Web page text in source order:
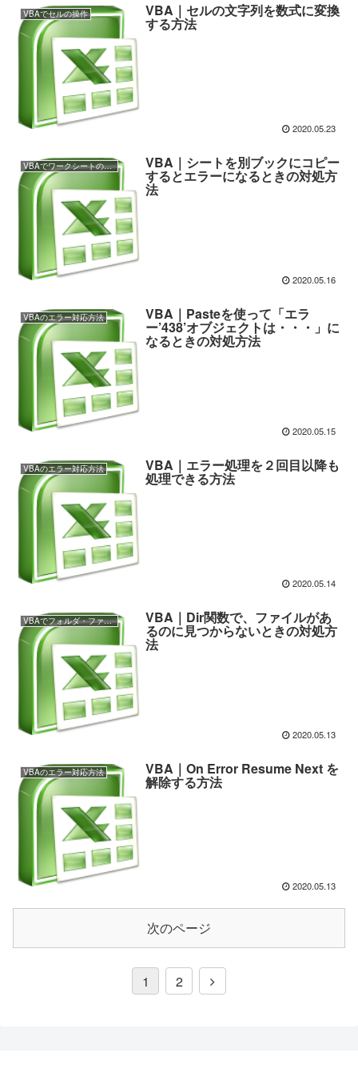
VBAでセルの操作 VBA｜セルの文字列を数式に変換
する方法
2020.05.23
VBAでワークシートの操作 VBA｜シートを別ブックにコピー
するとエラーになるときの対処方
法
2020.05.16
VBAのエラー対応方法 VBA｜Pasteを使って「エラ
ー’438’オブジェクトは・・・」に
なるときの対処方法
2020.05.15
VBAのエラー対応方法 VBA｜エラー処理を２回目以降も
処理できる方法
2020.05.14
VBAでフォルダ・ファイルの操作 VBA｜Dir関数で、ファイルがあ
るのに見つからないときの対処方
法
2020.05.13
VBAのエラー対応方法 VBA｜On Error Resume Next を
解除する方法
2020.05.13
次のページ
1 2